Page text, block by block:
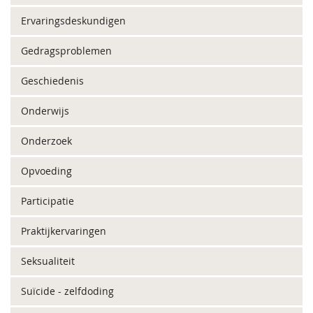
Ervaringsdeskundigen
Gedragsproblemen
Geschiedenis
Onderwijs
Onderzoek
Opvoeding
Participatie
Praktijkervaringen
Seksualiteit
Suïcide - zelfdoding